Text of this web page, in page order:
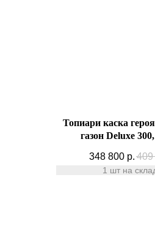
Топиари каска
газон Deluxe
348 800 р. 409